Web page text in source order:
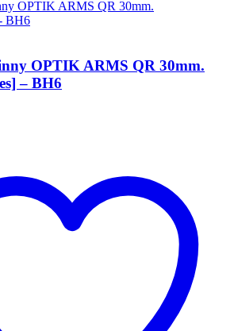
OPTIK ARMS QR 30mm.
– BH6